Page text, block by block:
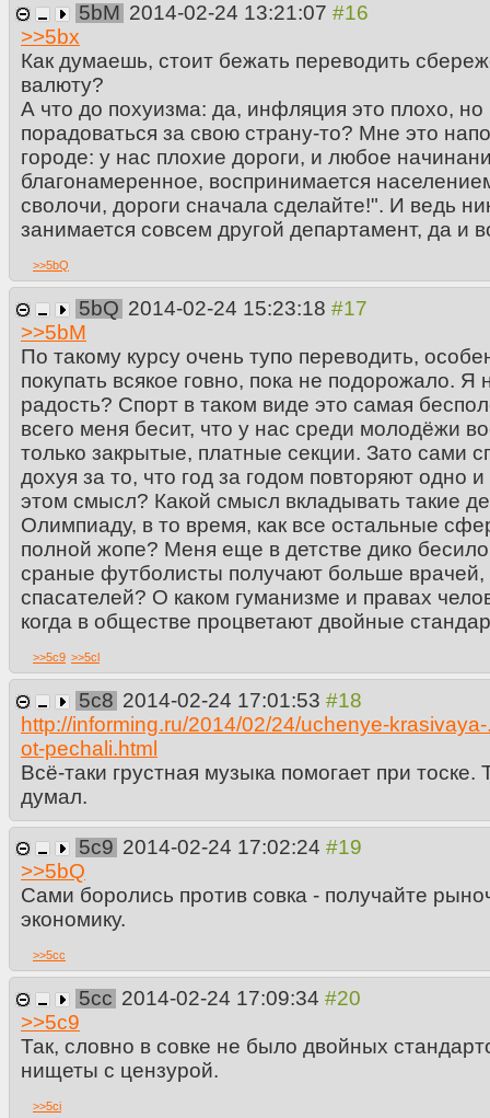
5bM 2014-02-24 13:21:07
>>5bx
Как думаешь, стоит бежать переводить
валюту?
А что до похуизма: да, инфляция это плохо,
порадоваться за свою страну-то? Мне это
городе: у нас плохие дороги, и любое
благонамеренное, воспринимается
сволочи, дороги сначала сделайте!". И ведь
занимается совсем другой департамент, да и
>>5bQ
5bQ 2014-02-24 15:23:18
>>5bM
По такому курсу очень тупо переводить,
покупать всякое говно, пока не подорожало.
радость? Спорт в таком виде это самая
всего меня бесит, что у нас среди молодёжи
только закрытые, платные секции. Зато сами
дохуя за то, что год за годом повторяют одно
этом смысл? Какой смысл вкладывать такие
Олимпиаду, в то время, как все остальные
полной жопе? Меня еще в детстве дико бесило,
сраные футболисты получают больше
спасателей? О каком гуманизме и правах
когда в обществе процветают двойные
>>5c9 >>5cl
5c8 2014-02-24 17:01:53
http://informing.ru/2014/02/24/uchenye-krasivaya-
ot-pechali.html
Всё-таки грустная музыка помогает при тоске.
думал.
5c9 2014-02-24 17:02:24
>>5bQ
Сами боролись против совка - получайте
экономику.
>>5cc
5cc 2014-02-24 17:09:34
>>5c9
Так, словно в совке не было двойных
нищеты с цензурой.
>>5ci